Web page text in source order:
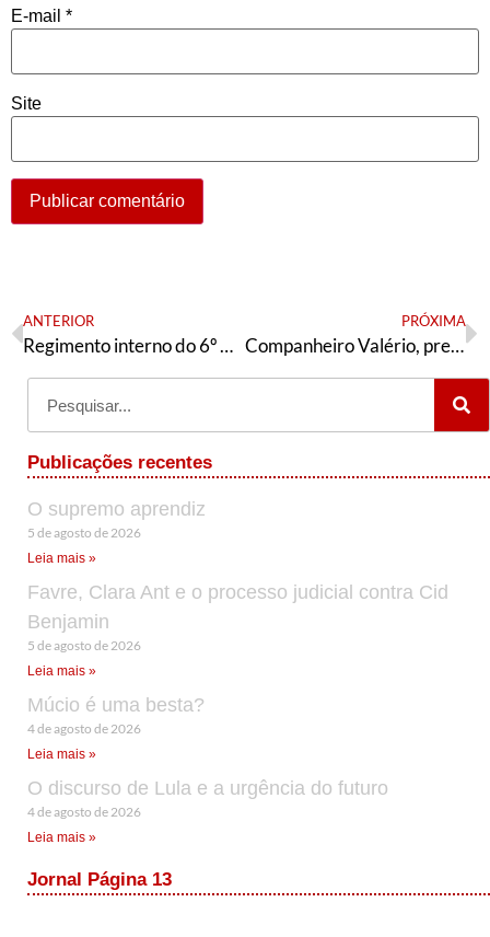
E-mail *
Site
ANTERIOR
Regimento interno do 6º Congresso Nacional da tendência petista Articulação de Esquerda
PRÓXIMA
Companheiro Valério, presente!
Publicações recentes
O supremo aprendiz
5 de agosto de 2026
Leia mais »
Favre, Clara Ant e o processo judicial contra Cid
Benjamin
5 de agosto de 2026
Leia mais »
Múcio é uma besta?
4 de agosto de 2026
Leia mais »
O discurso de Lula e a urgência do futuro
4 de agosto de 2026
Leia mais »
Jornal Página 13